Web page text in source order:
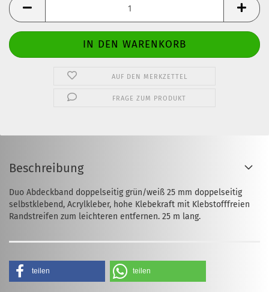
AUF DEN MERKZETTEL
FRAGE ZUM PRODUKT
Beschreibung
Duo Abdeckband doppelseitig grün/weiß 25 mm doppelseitig
selbstklebend, Acrylkleber, hohe Klebekraft mit Klebstofffreien
Randstreifen zum leichteren entfernen. 25 m lang.
teilen teilen